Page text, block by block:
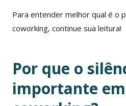
Para entender melhor qual é o
coworking, continue sua leitura!
Por que o
importante